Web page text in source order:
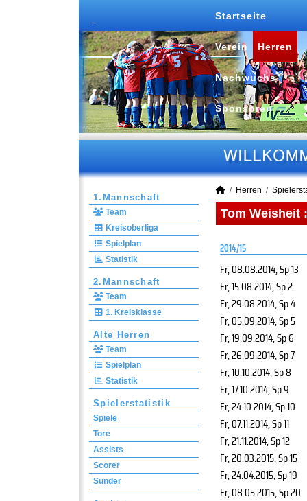
Startseite
Verein Herren
Nachwuchs
Sponsoren
1.Mannschaft
Team
Kreisoberliga
Spielplan
Statistik
2.Mannschaft
Team
1. Kreisklasse
Alte Herren
Team
Spielplan
Statistik
Spielerstatistik
Spiele
Tore
Assists
Scorer
Sünder
Herren
Tom Weisheit
2014/15
Fr, 08.08.2014, Sp 13
Fr, 15.08.2014, Sp 2
Fr, 29.08.2014, Sp 4
Fr, 05.09.2014, Sp 5
Fr, 19.09.2014, Sp 6
Fr, 26.09.2014, Sp 7
Fr, 10.10.2014, Sp 8
Fr, 17.10.2014, Sp 9
Fr, 24.10.2014, Sp 10
Fr, 07.11.2014, Sp 11
Fr, 21.11.2014, Sp 12
Fr, 20.03.2015, Sp 15
Fr, 24.04.2015, Sp 19
Fr, 08.05.2015, Sp 20